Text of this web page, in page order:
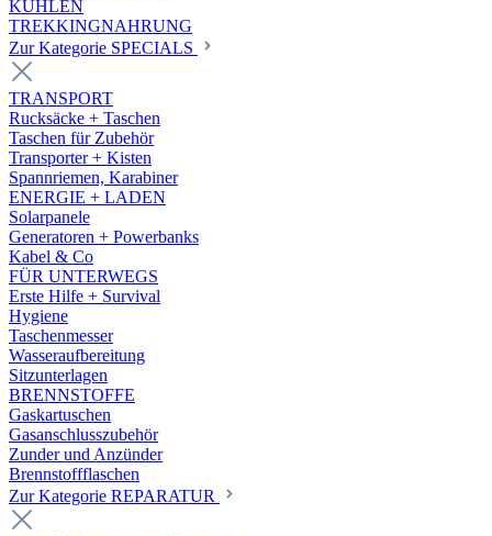
KÜHLEN
TREKKINGNAHRUNG
Zur Kategorie SPECIALS
TRANSPORT
Rucksäcke + Taschen
Taschen für Zubehör
Transporter + Kisten
Spannriemen, Karabiner
ENERGIE + LADEN
Solarpanele
Generatoren + Powerbanks
Kabel & Co
FÜR UNTERWEGS
Erste Hilfe + Survival
Hygiene
Taschenmesser
Wasseraufbereitung
Sitzunterlagen
BRENNSTOFFE
Gaskartuschen
Gasanschlusszubehör
Zunder und Anzünder
Brennstoffflaschen
Zur Kategorie REPARATUR